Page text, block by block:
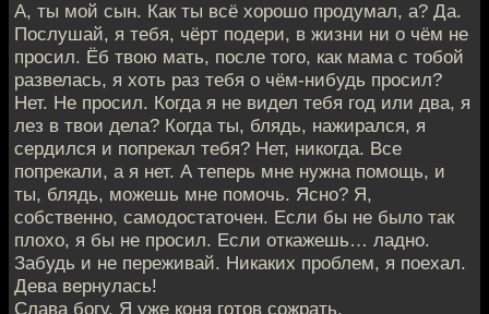
А, ты мой сын. Как ты всё хорошо продумал, а? Да.
Послушай, я тебя, чёрт подери, в жизни ни о чём не
просил. Ёб твою мать, после того, как мама с тобой
развелась, я хоть раз тебя о чём-нибудь просил?
Нет. Не просил. Когда я не видел тебя год или два, я
лез в твои дела? Когда ты, блядь, нажирался, я
сердился и попрекал тебя? Нет, никогда. Все
попрекали, а я нет. А теперь мне нужна помощь, и
ты, блядь, можешь мне помочь. Ясно? Я,
собственно, самодостаточен. Если бы не было так
плохо, я бы не просил. Если откажешь… ладно.
Забудь и не переживай. Никаких проблем, я поехал.
Дева вернулась!
Слава богу. Я уже коня готов сожрать.